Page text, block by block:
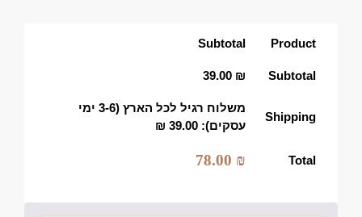
Product
Subtotal
Subtotal
39.00 ₪
Shipping
משלוח רגיל לכל הארץ (3-6 ימי
עסקים): 39.00
₪
Total
78.00 ₪